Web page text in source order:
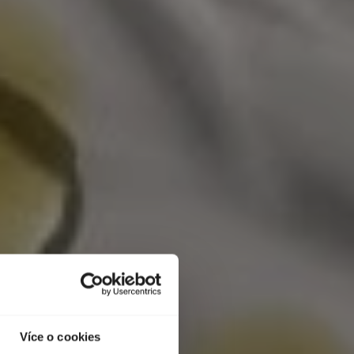
Více o cookies